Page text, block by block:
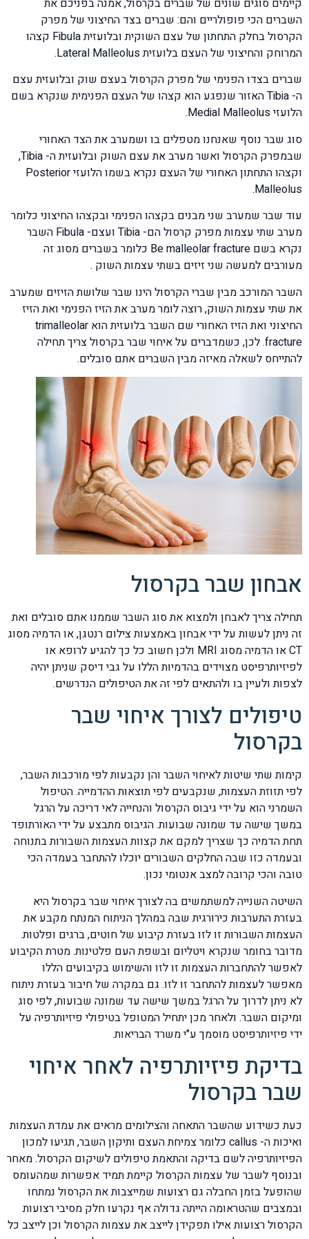
קיימים סוגים שונים של שברים בקרסול, אמנה בפניכם את
השברים הכי פופולריים והם: שברים בצד החיצוני של מפרק
הקרסול בחלק התחתון של עצם השוקית ובלועזית Fibula קצהו
המרוחק והחיצוני של העצם בלועזית Lateral Malleolus.
שברים בצדו הפנימי של מפרק הקרסול בעצם שוק ובלועזית עצם
ה- Tibia האזור שנפגע הוא קצהו של העצם הפנימית שנקרא בשם
הלועזי Medial Malleolus.
סוג שבר נוסף שאנחנו מטפלים בו ושמערב את הצד האחורי
שבמפרק הקרסול ואשר מערב את עצם השוק ובלועזית ה- Tibia,
וקצהו התחתון האחורי של העצם נקרא בשמו הלועזי Posterior
Malleolus.
עוד שבר שמערב שני מבנים בקצהו הפנימי ובקצהו החיצוני כלומר
מערב שתי עצמות מפרק קרסול הם- Tibia ועצם- Fibula השבר
נקרא בשם Be malleolar fracture כלומר בשברים מסוג זה
מעורבים למעשה שני זיזים בשתי עצמות השוק .
השבר המורכב מבין שברי הקרסול הינו שבר שלושת הזיזים שמערב
את שתי עצמות השוק, רוצה לומר מערב את הזיז הפנימי ואת הזיז
החיצוני ואת הזיז האחורי שם השבר בלועזית הוא trimalleolar
fracture. לכן, כשמדברים על איחוי שבר בקרסול צריך תחילה
להתייחס לשאלה מאיזה מבין השברים אתם סובלים.
אבחון שבר בקרסול
תחילה צריך לאבחן ולמצוא את סוג השבר שממנו אתם סובלים ואת
זה ניתן לעשות על ידי אבחון באמצעות צילום רנטגן, או הדמיה מסוג
CT או הדמיה מסוג MRI ולכן חשוב כל כך להגיע לרופא או
לפיזיותרפיסט מצוידים בהדמיות הללו על גבי דיסק שניתן יהיה
לצפות ולעיין בו ולהתאים לפי זה את הטיפולים הנדרשים.
טיפולים לצורך איחוי שבר
בקרסול
קימות שתי שיטות לאיחוי השבר והן נקבעות לפי מורכבות השבר,
לפי תזוזת העצמות, שנקבעים לפי תוצאות ההדמייה. הטיפול
השמרני הוא על ידי גיבוס הקרסול והנחייה לאי דריכה על הרגל
במשך שישה עד שמונה שבועות. הגיבוס מתבצע על ידי האורתופד
תחת הדמיה כך שצריך למקם את קצוות העצמות השבורות בתנוחה
ובעמדה כזו שבה החלקים השבורים יוכלו להתחבר בעמדה הכי
טובה והכי קרובה למצב אנטומי נכון.
השיטה השנייה למשתמשים בה לצורך איחוי שבר בקרסול היא
בעזרת התערבות כירורגית שבה במהלך הניתוח המנתח מקבע את
העצמות השבורות זו לזו בעזרת קיבוע של חוטים, ברגים ופלטות.
מדובר בחומר שנקרא ויטליום ובשפת העם פלטינות. מטרת הקיבוע
לאפשר להתחברות העצמות זו לזו והשימוש בקיבועים הללו
מאפשר לעצמות להתחבר זו לזו. גם במקרה של חיבור בעזרת ניתוח
לא ניתן לדרוך על הרגל במשך שישה עד שמונה שבועות, לפי סוג
ומיקום השבר. ולאחר מכן יתחיל המטופל בטיפולי פיזיותרפיה על
ידי פיזיותרפיסט מוסמך ע"י משרד הבריאות.
בדיקת פיזיותרפיה לאחר איחוי
שבר בקרסול
כעת כשידוע שהשבר התאחה והצילומים מראים את עמדת העצמות
ואיכות ה- callus כלומר צמיחת העצם ותיקון השבר, תגיעו למכון
הפיזיותרפיה לשם בדיקה והתאמת טיפולים לשיקום הקרסול. מאחר
ובנוסף לשבר של עצמות הקרסול קיימת תמיד אפשרות שמהעומס
שהופעל בזמן החבלה גם רצועות שמייצבות את הקרסול נמתחו
ובמצבים שהטראומה הייתה גדולה אף נקרעו חלק מסיבי רצועות
הקרסול רצועות אילו תפקידן לייצב את עצמות הקרסול וכן לייצב כל